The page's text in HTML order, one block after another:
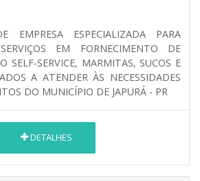
EMPRESA ESPECIALIZADA PARA
EM FORNECIMENTO DE
SELF-SERVICE, MARMITAS, SUCOS E
A ATENDER ÀS NECESSIDADES
DO MUNICÍPIO DE JAPURÁ - PR
DETALHES